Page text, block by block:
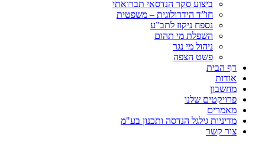
ביצוע סקר הנדסאי תברואתי
חו”ד הידרולוגית – משפטית
נספח ניקוז לתב”ע
השפלת מי תהום
ניהול מי נגר
פשט הצפה
דף הבית
אודות
מחשבון
פרויקטים שלנו
מאמרים
מדיניות גילגל הנדסה ותכנון בע"מ
צור קשר